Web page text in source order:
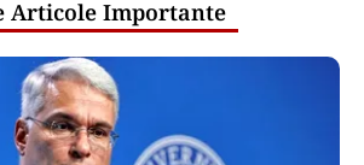
Articole Importante